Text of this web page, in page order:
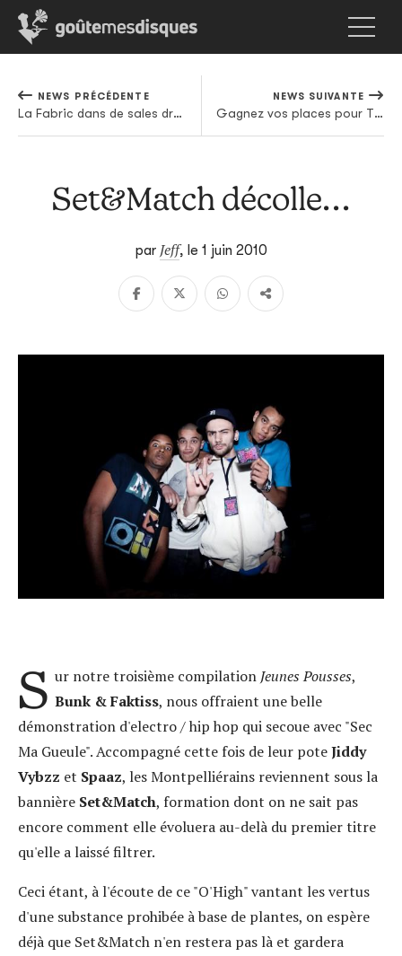
NEWS PRÉCÉDENTE
La Fabric dans de sales draps?
NEWS SUIVANTE
Gagnez vos places pour The Phenomenal Handclap Band à Paris
Set&Match décolle...
par Jeff, le 1 juin 2010
S ur notre troisième compilation Jeunes Pousses,
Bunk & Faktiss, nous offraient une belle
démonstration d'electro / hip hop qui secoue avec "Sec
Ma Gueule". Accompagné cette fois de leur poteJiddy
Vybzz et Spaaz, les Montpelliérains reviennent sous la
bannière Set&Match, formation dont on ne sait pas
encore comment elle évoluera au-delà du premier titre
qu'elle a laissé filtrer.
Ceci étant, à l'écoute de ce "O'High" vantant les vertus
d'une substance prohibée à base de plantes, on espère
déjà que Set&Match n'en restera pas là et gardera